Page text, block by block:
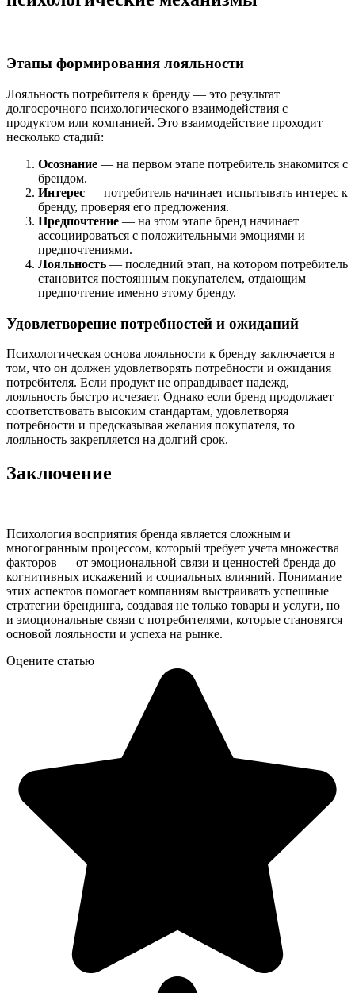
Этапы формирования лояльности
Лояльность потребителя к бренду — это результат
долгосрочного психологического взаимодействия с
продуктом или компанией. Это взаимодействие проходит
несколько стадий:
Осознание — на первом этапе потребитель знакомится с
брендом.
Интерес — потребитель начинает испытывать интерес к
бренду, проверяя его предложения.
Предпочтение — на этом этапе бренд начинает
ассоциироваться с положительными эмоциями и
предпочтениями.
Лояльность — последний этап, на котором потребитель
становится постоянным покупателем, отдающим
предпочтение именно этому бренду.
Удовлетворение потребностей и ожиданий
Психологическая основа лояльности к бренду заключается в
том, что он должен удовлетворять потребности и ожидания
потребителя. Если продукт не оправдывает надежд,
лояльность быстро исчезает. Однако если бренд продолжает
соответствовать высоким стандартам, удовлетворяя
потребности и предсказывая желания покупателя, то
лояльность закрепляется на долгий срок.
Заключение
Психология восприятия бренда является сложным и
многогранным процессом, который требует учета множества
факторов — от эмоциональной связи и ценностей бренда до
когнитивных искажений и социальных влияний. Понимание
этих аспектов помогает компаниям выстраивать успешные
стратегии брендинга, создавая не только товары и услуги, но
и эмоциональные связи с потребителями, которые становятся
основой лояльности и успеха на рынке.
Оцените статью